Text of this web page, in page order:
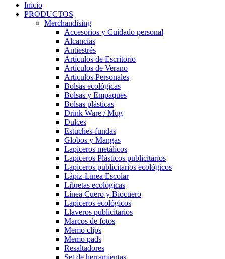
Inicio
PRODUCTOS
Merchandising
Accesorios y Cuidado personal
Alcancías
Antiestrés
Artículos de Escritorio
Artículos de Verano
Articulos Personales
Bolsas ecológicas
Bolsas y Empaques
Bolsas plásticas
Drink Ware / Mug
Dulces
Estuches-fundas
Globos y Mangas
Lapiceros metálicos
Lapiceros Plásticos publicitarios
Lapiceros publicitarios ecológicos
Lápiz-Línea Escolar
Libretas ecológicas
Línea Cuero y Biocuero
Lapiceros ecológicos
Llaveros publicitarios
Marcos de fotos
Memo clips
Memo pads
Resaltadores
Set de herramientas